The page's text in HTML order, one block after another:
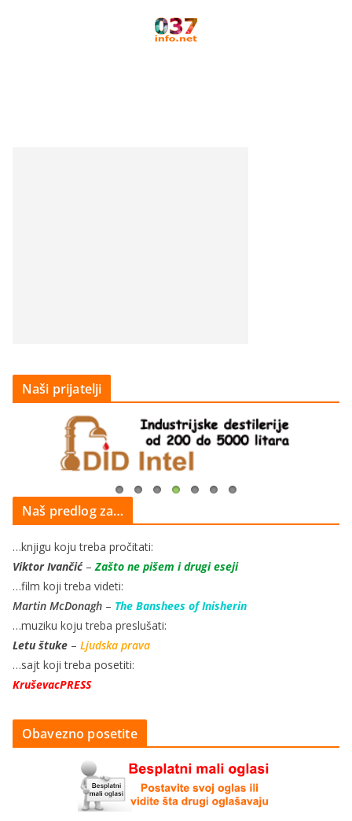
Naši prijatelji
Naš predlog za…
…knjigu koju treba pročitati:
Viktor Ivančić–Zašto ne pišem i drugi eseji
…film koji treba videti:
Martin McDonagh – The Banshees of Inisherin
…muziku koju treba preslušati:
Letu štuke – Ljudska prava
…sajt koji treba posetiti:
KruševacPRESS
Obavezno posetite